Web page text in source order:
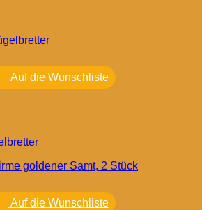
Auf die Wunschliste
Auf die Wunschliste